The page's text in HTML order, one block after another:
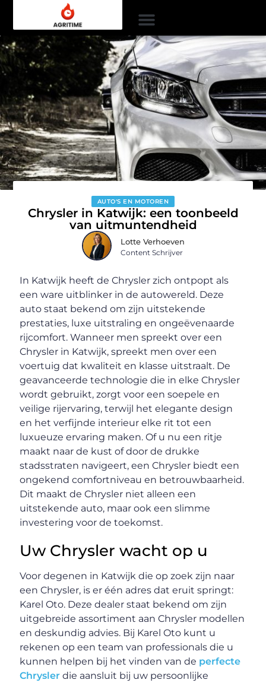
AUTO'S EN MOTOREN
Chrysler in Katwijk: een toonbeeld
van uitmuntendheid
Lotte Verhoeven
Content Schrijver
In Katwijk heeft de Chrysler zich ontpopt als
een ware uitblinker in de autowereld. Deze
auto staat bekend om zijn uitstekende
prestaties, luxe uitstraling en ongeëvenaarde
rijcomfort. Wanneer men spreekt over een
Chrysler in Katwijk, spreekt men over een
voertuig dat kwaliteit en klasse uitstraalt. De
geavanceerde technologie die in elke Chrysler
wordt gebruikt, zorgt voor een soepele en
veilige rijervaring, terwijl het elegante design
en het verfijnde interieur elke rit tot een
luxueuze ervaring maken. Of u nu een ritje
maakt naar de kust of door de drukke
stadsstraten navigeert, een Chrysler biedt een
ongekend comfortniveau en betrouwbaarheid.
Dit maakt de Chrysler niet alleen een
uitstekende auto, maar ook een slimme
investering voor de toekomst.
Uw Chrysler wacht op u
Voor degenen in Katwijk die op zoek zijn naar
een Chrysler, is er één adres dat eruit springt:
Karel Oto. Deze dealer staat bekend om zijn
uitgebreide assortiment aan Chrysler modellen
en deskundig advies. Bij Karel Oto kunt u
rekenen op een team van professionals die u
kunnen helpen bij het vinden van de perfecte
Chrysler die aansluit bij uw persoonlijke